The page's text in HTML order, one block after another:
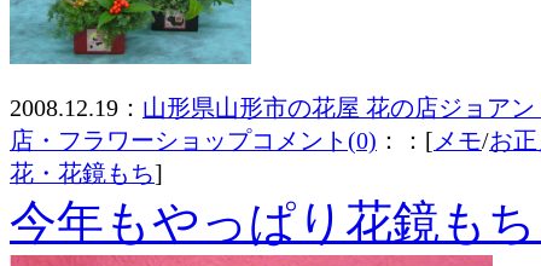
2008.12.19： 山形県山形市の花屋 花の店ジョア
店・フラワーショップコメント(0) ：：[メモ/お
花・花鏡もち]
今年もやっぱり花鏡も